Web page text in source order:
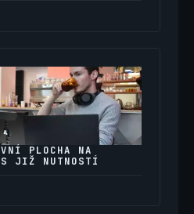
PLOCHA NA
JIŽ NUTNOSTÍ